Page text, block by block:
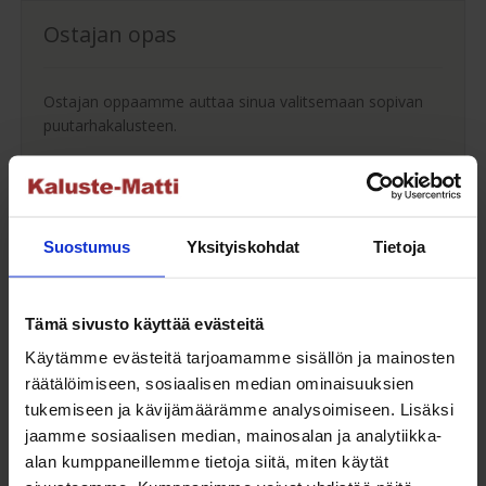
Suostumus Yksityiskohdat Tietoja
Tämä sivusto käyttää evästeitä
Käytämme evästeitä tarjoamamme sisällön ja mainosten
räätälöimiseen, sosiaalisen median ominaisuuksien
tukemiseen ja kävijämäärämme analysoimiseen. Lisäksi
jaamme sosiaalisen median, mainosalan ja analytiikka-
alan kumppaneillemme tietoja siitä, miten käytät
Ostajan opas
Ostajan oppaamme auttaa sinua valitsemaan sopivan
puutarhakalusteen.
Ostajan opas
Maksuaikaa ostoksillesi
Saat maksuaikaa ostoksillesi jopa 30 päivää tai erissä
osamaksulla 3-36kk.
Maksutavat